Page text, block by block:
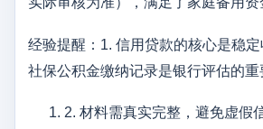
经验提醒：1. 信用贷款的核心是稳定
社保公积金缴纳记录是银行评估的重
2. 材料需真实完整，避免虚假